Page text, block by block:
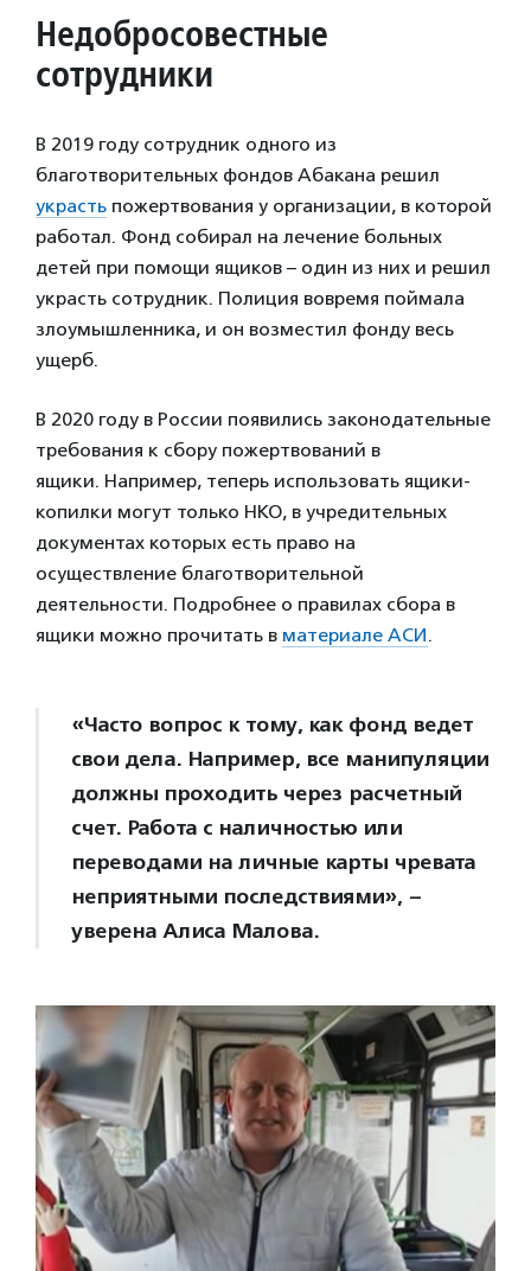
Недобросовестные
сотрудники
В 2019 году сотрудник одного из
благотворительных фондов Абакана решил
украсть пожертвования у организации, в которой
работал. Фонд собирал на лечение больных
детей при помощи ящиков – один из них и решил
украсть сотрудник. Полиция вовремя поймала
злоумышленника, и он возместил фонду весь
ущерб.
В 2020 году в России появились законодательные
требования к сбору пожертвований в
ящики. Например, теперь использовать ящики-
копилки могут только НКО, в учредительных
документах которых есть право на
осуществление благотворительной
деятельности. Подробнее о правилах сбора в
ящики можно прочитать в материале АСИ.
«Часто вопрос к тому, как фонд ведет
свои дела. Например, все манипуляции
должны проходить через расчетный
счет. Работа с наличностью или
переводами на личные карты чревата
неприятными последствиями», –
уверена Алиса Малова.